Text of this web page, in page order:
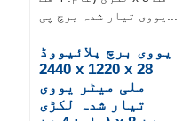
یووی برچ پلائیووڈ
2440 x 1220 x 28
ملی میٹر یووی
تیار شدہ لکڑی